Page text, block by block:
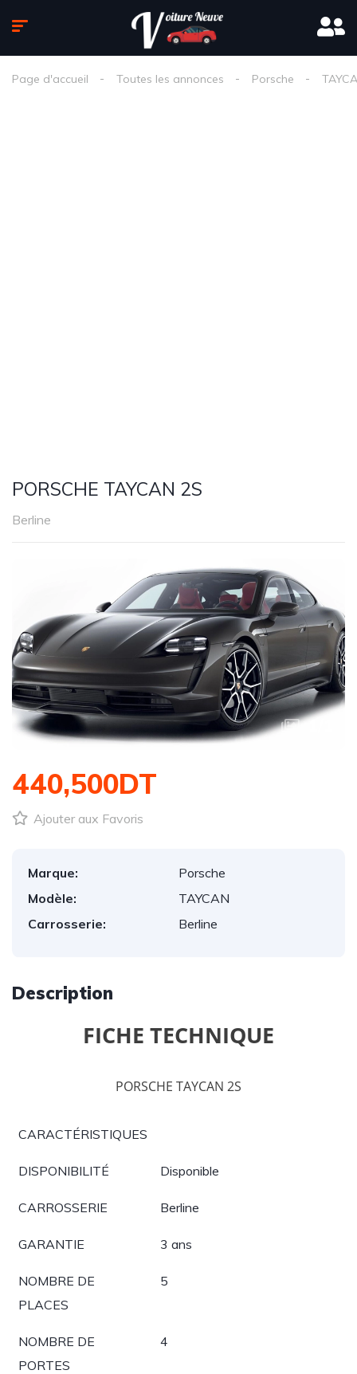
Page d'accueil Toutes les annonces Porsche
PORSCHE TAYCAN 2S
Berline
440,500DT
Ajouter aux Favoris
Marque:
Porsche
Modèle:
TAYCAN
Carrosserie:
Berline
Description
FICHE TECHNIQUE
PORSCHE TAYCAN 2S
CARACTÉRISTIQUES
DISPONIBILITÉ Disponible
CARROSSERIE Berline
GARANTIE 3 ans
NOMBRE DE
PLACES
5
NOMBRE DE
PORTES
4